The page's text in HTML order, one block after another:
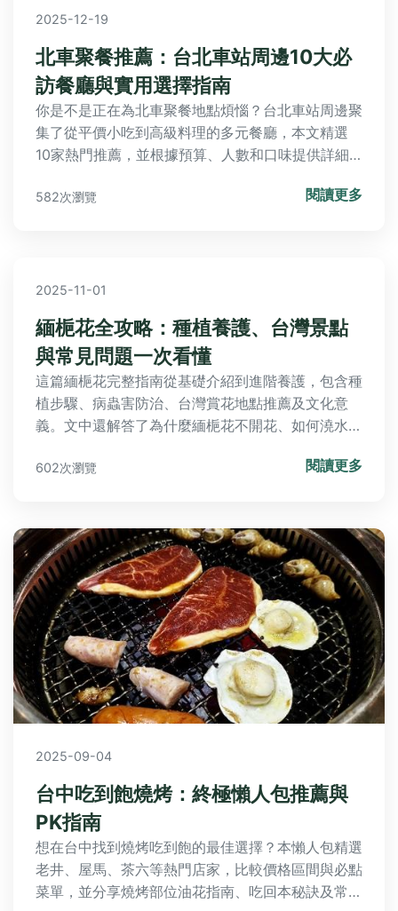
2025-12-19
北車聚餐推薦：台北車站周邊10大必
訪餐廳與實用選擇指南
你是不是正在為北車聚餐地點煩惱？台北車站周邊聚
集了從平價小吃到高級料理的多元餐廳，本文精選
10家熱門推薦，並根據預算、人數和口味提供詳細
的聚餐去處。
582次瀏覽 閱讀更多
2025-11-01
緬梔花全攻略：種植養護、台灣景點
與常見問題一次看懂
這篇緬梔花完整指南從基礎介紹到進階養護，包含種
植步驟、病蟲害防治、台灣賞花地點推薦及文化意
義。文中還解答了為什麼緬梔花不開花、如何澆水等
鬆種植這款熱帶花卉。
602次瀏覽 閱讀更多
2025-09-04
台中吃到飽燒烤：終極懶人包推薦與
PK指南
想在台中找到燒烤吃到飽的最佳選擇？本懶人包精選
老井、屋馬、茶六等熱門店家，比較價格區間與必點
菜單，並分享燒烤部位油花指南、吃回本秘訣及常見